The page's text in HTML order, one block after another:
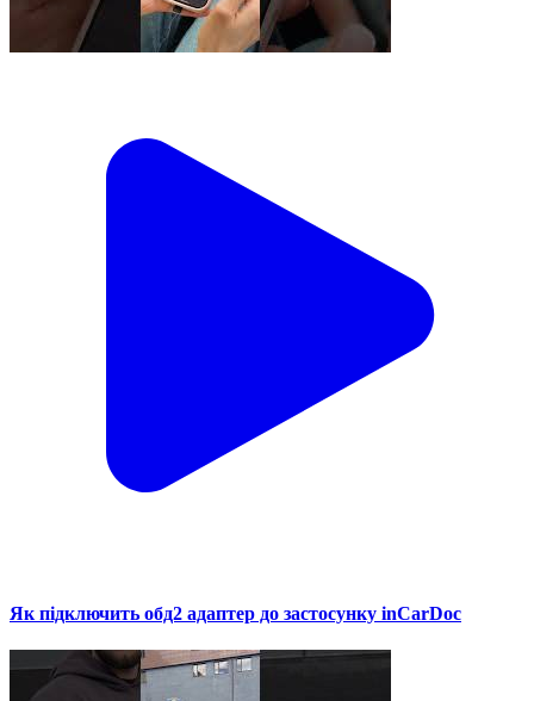
Як підключить обд2 адаптер до застосунку inCarDoc